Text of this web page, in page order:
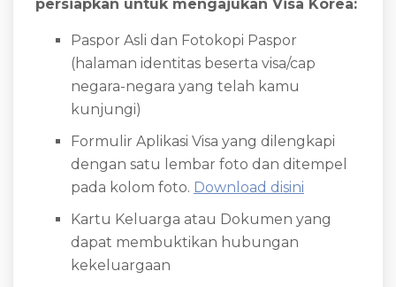
persiapkan untuk mengajukan Visa Korea:
Paspor Asli dan Fotokopi Paspor
(halaman identitas beserta visa/cap
negara-negara yang telah kamu
kunjungi)
Formulir Aplikasi Visa yang dilengkapi
dengan satu lembar foto dan ditempel
pada kolom foto. Download disini
Kartu Keluarga atau Dokumen yang
dapat membuktikan hubungan
kekeluargaan